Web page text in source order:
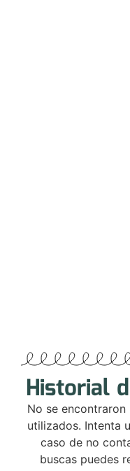
Historial
No se
utilizados. Intenta
caso de no
buscas puedes